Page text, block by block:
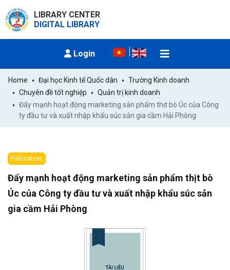
LIBRARY CENTER
DIGITAL LIBRARY
Login
Home Đại học Kinh tế Quốc dân
Trường Kinh doanh
Chuyên đề tốt nghiệp
Quản trị kinh doanh
Đẩy mạnh hoạt động marketing sản phẩm thịt bò Úc của Công
ty đầu tư và xuất nhập khẩu súc sản gia cầm Hải Phòng
Publication:
Đẩy mạnh hoạt động marketing sản phẩm thịt bò
Úc của Công ty đầu tư và xuất nhập khẩu súc sản
gia cầm Hải Phòng